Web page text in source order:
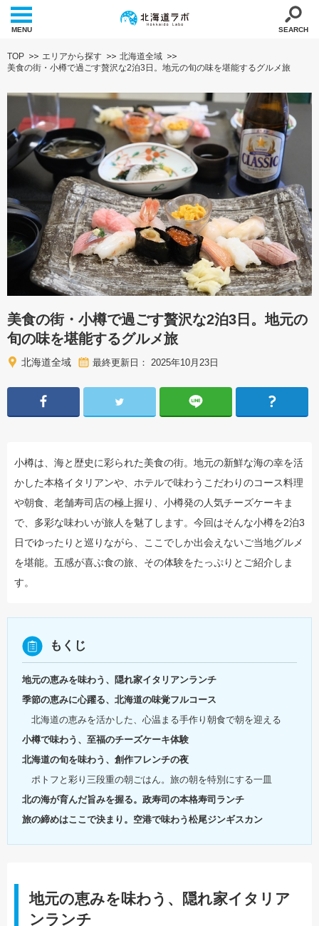
MENU SEARCH
TOP エリアから探す
北海道全域
美食の街・小樽で過ごす贅沢な2泊3日。地元の旬の味を堪能するグルメ旅
美食の街・小樽で過ごす贅沢な2泊3日。地元の
旬の味を堪能するグルメ旅
北海道全域 最終更新日： 2025年10月23日
小樽は、海と歴史に彩られた美食の街。地元の新鮮な海の幸を活
かした本格イタリアンや、ホテルで味わうこだわりのコース料理
や朝食、老舗寿司店の極上握り、小樽発の人気チーズケーキま
で、多彩な味わいが旅人を魅了します。今回はそんな小樽を2泊3
日でゆったりと巡りながら、ここでしか出会えないご当地グルメ
を堪能。五感が喜ぶ食の旅、その体験をたっぷりとご紹介しま
す。
もくじ
地元の恵みを味わう、隠れ家イタリアンランチ
季節の恵みに心躍る、北海道の味覚フルコース
北海道の恵みを活かした、心温まる手作り朝食で朝を迎える
小樽で味わう、至福のチーズケーキ体験
北海道の旬を味わう、創作フレンチの夜
ポトフと彩り三段重の朝ごはん。旅の朝を特別にする一皿
北の海が育んだ旨みを握る。政寿司の本格寿司ランチ
旅の締めはここで決まり。空港で味わう松尾ジンギスカン
地元の恵みを味わう、隠れ家イタリア
ンランチ